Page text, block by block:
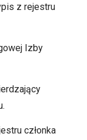
z rejestru
Izby
członka